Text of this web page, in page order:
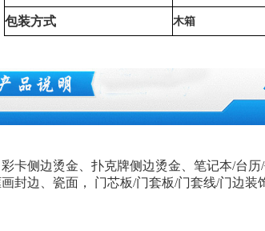
包装方式 木箱
卡侧边烫金、扑克牌侧边烫金、笔记本/台
封边、瓷面， 门芯板/门套板/门套线/门边装